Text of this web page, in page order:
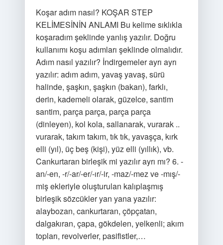
Koşar adım nasıl? KOŞAR STEP
KELİMESİNİN ANLAMI Bu kelime sıklıkla
koşaradım şeklinde yanlış yazılır. Doğru
kullanımı koşu adımları şeklinde olmalıdır.
Adım nasıl yazılır? İndirgemeler ayrı ayrı
yazılır: adım adım, yavaş yavaş, sürü
halinde, şaşkın, şaşkın (bakan), farklı,
derin, kademeli olarak, güzelce, santim
santim, parça parça, parça parça
(dinleyen), kol kola, sallanarak, vurarak ..
vurarak, takım takım, tık tık, yavaşça, kırk
elli (yıl), üç beş (kişi), yüz elli (yıllık), vb.
Cankurtaran birleşik mi yazılır ayrı mı? 6. -
an/-en, -r/-ar/-er/-ır/-ir, -maz/-mez ve -mış/-
miş ekleriyle oluşturulan kalıplaşmış
birleşik sözcükler yan yana yazılır:
alaybozan, cankurtaran, çöpçatan,
dalgakıran, çapa, gökdelen, yelkenli; akım
topları, revolverler, pasifistler,…